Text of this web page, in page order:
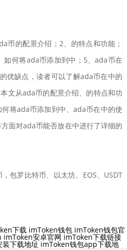
币的配景介绍；2、的特点和功能；
如何将ada币添加到中；5、ada币在
优缺点，读者可以了解ada币在中的
文从ada币的配景介绍、的特点和功
将ada币添加到中、ada币在中的使
面对ada币能否放在中进行了详细的
包罗比特币、以太坊、EOS、USDT
下载 imToken钱包 imToken钱包官
imToken安卓官网 imToken下载链接
下载地址 imToken钱包app下载地